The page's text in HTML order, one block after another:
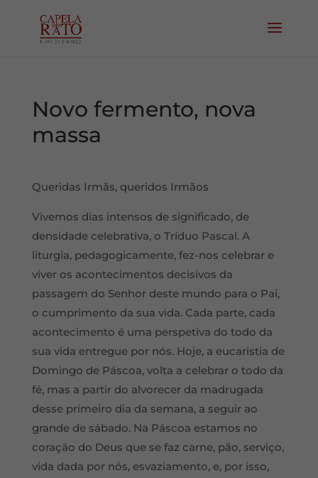
Novo fermento, nova
massa
Queridas Irmãs, queridos Irmãos
Vivemos dias intensos de significado, de
densidade celebrativa, o Tríduo Pascal. A
liturgia, pedagogicamente, fez-nos celebrar e
viver os acontecimentos decisivos da
passagem do Senhor deste mundo para o Pai,
o cumprimento da sua vida. Cada parte, cada
acontecimento é uma perspetiva do todo da
sua vida entregue por nós. Hoje, a eucaristia de
Domingo de Páscoa, volta a celebrar o todo da
fé, mas a partir do alvorecer da madrugada
desse primeiro dia da semana, a seguir ao
grande de sábado. Na Páscoa estamos no
coração do Deus que se faz carne, pão, serviço,
vida dada por nós, esvaziamento, e, por isso,